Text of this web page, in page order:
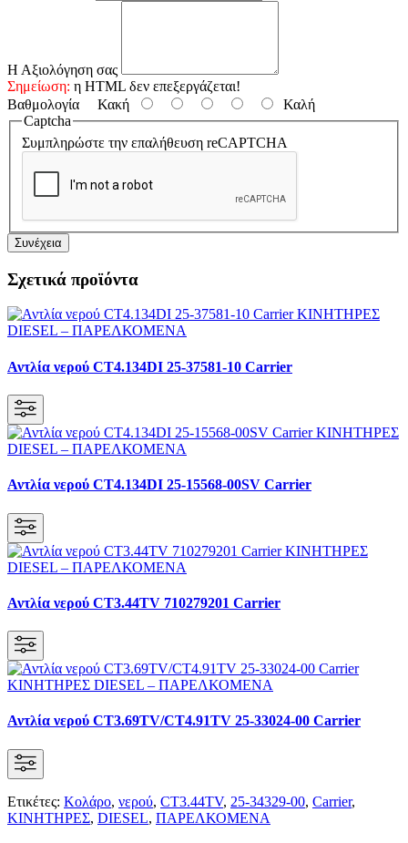
Η Αξιολόγηση σας
Σημείωση: η HTML δεν επεξεργάζεται!
Βαθμολογία Κακή
Καλή
Captcha
Συμπληρώστε την επαλήθευση reCAPTCHA
Συνέχεια
Σχετικά προϊόντα
Αντλία νερού CT4.134DI 25-37581-10 Carrier
Αντλία νερού CT4.134DI 25-15568-00SV Carrier
Αντλία νερού CT3.44TV 710279201 Carrier
Αντλία νερού CT3.69TV/CT4.91TV 25-33024-00 Carrier
Ετικέτες: Κολάρο, νερού, CT3.44TV, 25-34329-00, Carrier,
KΙΝΗΤΗΡΕΣ, DIESEL, ΠΑΡΕΛΚΟΜΕΝΑ